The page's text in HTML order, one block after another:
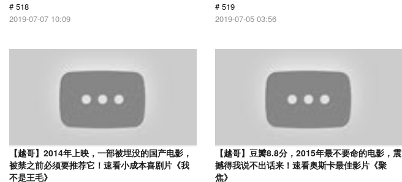
# 518
2019-07-07 10:09
# 519
2019-07-05 03:56
【越哥】2014年上映，一部被埋没的国产电影，
被禁之前必须要推荐它！速看小成本喜剧片《我
不是王毛》
【越哥】豆瓣8.8分，2015年最不要命的电影，震
撼得我说不出话来！速看奥斯卡最佳影片《聚
焦》